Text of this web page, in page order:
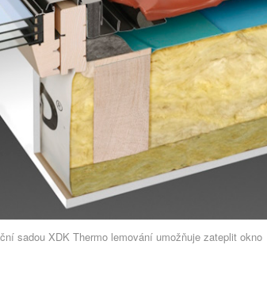
sadou XDK Thermo lemování umožňuje zateplit okno